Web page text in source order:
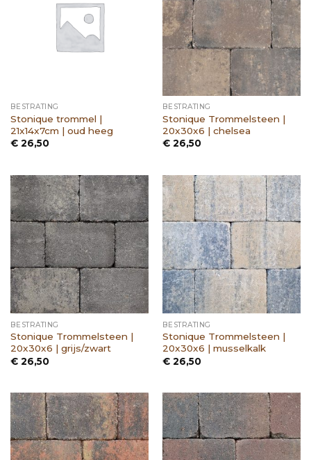
BESTRATING
Stonique trommel |
21x14x7cm | oud heeg
€26,50
BESTRATING
Stonique Trommelsteen |
20x30x6 | chelsea
€26,50
BESTRATING
Stonique Trommelsteen |
20x30x6 | grijs/zwart
€26,50
BESTRATING
Stonique Trommelsteen |
20x30x6 | musselkalk
€26,50